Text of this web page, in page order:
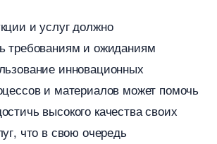
и услуг должно
требованиям и ожиданиям
инновационных
и материалов может помочь
высокого качества своих
что в свою очередь